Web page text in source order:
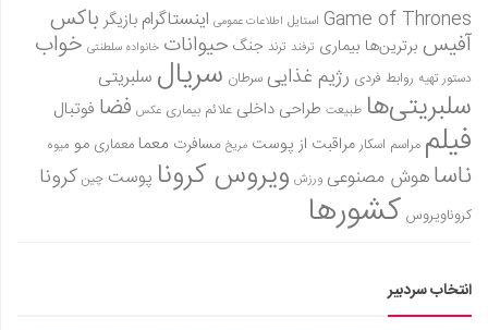
Game of Thrones استایل اطلاعات عمومی اینستاگرام بازیگر باکس
آفیس برترین‌ها بیماری ترفند ترند جنگ حیوانات خانواده سلطنتی خواب
دستور تهیه روابط فردی رژیم غذاییسرطان سریال سلبریتی
سلبریتی‌ها طبیعت طراحی داخلی علائم بیماری عکس فضا فوتبال
فیلم مراسم اسکارمراقبت از پوست مریخ مسافرت معمامعماری مو میوه
ناساهوش مصنوعی ورزش ویروس کرونا پوست چین کرونا
کروناویروس کشورها
انتخاب سردبیر